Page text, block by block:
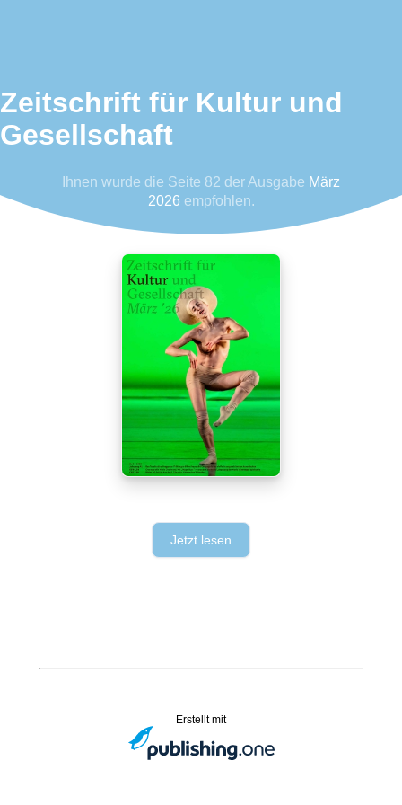
Zeitschrift für Kultur und
Gesellschaft
Ihnen wurde die Seite 82 der Ausgabe März
2026 empfohlen.
Jetzt lesen
Erstellt mit